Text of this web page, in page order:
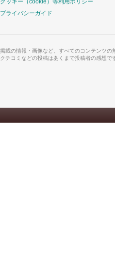
クッキー（cookie）等利用ポリシー
プライバシーガイド
掲載の情報・画像など、すべてのコンテンツの
クチコミなどの投稿はあくまで投稿者の感想